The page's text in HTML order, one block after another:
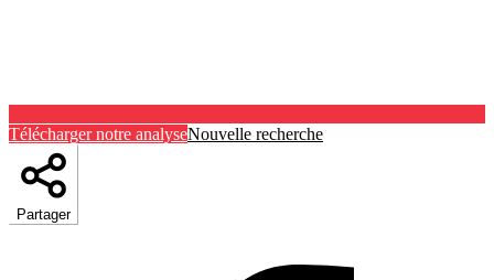
Télécharger notre analyseNouvelle recherche
Partager